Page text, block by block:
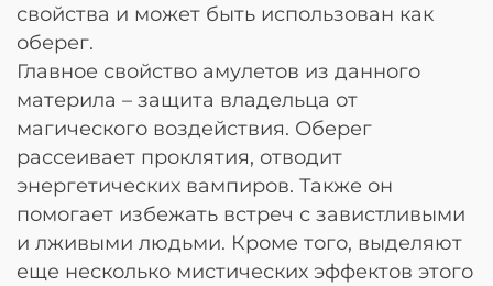
свойства и может быть использован как
оберег.
Главное свойство амулетов из данного
материла – защита владельца от
магического воздействия. Оберег
рассеивает проклятия, отводит
энергетических вампиров. Также он
помогает избежать встреч с завистливыми
и лживыми людьми. Кроме того, выделяют
еще несколько мистических эффектов этого